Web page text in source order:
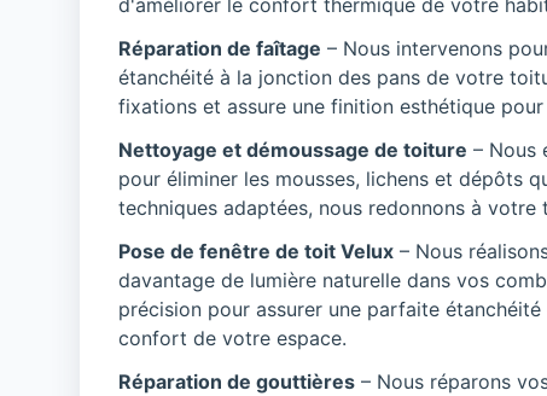
d'améliorer le confort thermique de votre
Réparation de faîtage – Nous intervenons
étanchéité à la jonction des pans de votre
fixations et assure une finition esthétique
Nettoyage et démoussage de toiture – Nous
pour éliminer les mousses, lichens et dépôts
techniques adaptées, nous redonnons à
Pose de fenêtre de toit Velux– Nous
davantage de lumière naturelle dans vos
précision pour assurer une parfaite
confort de votre espace.
Réparation de gouttières– Nous réparons